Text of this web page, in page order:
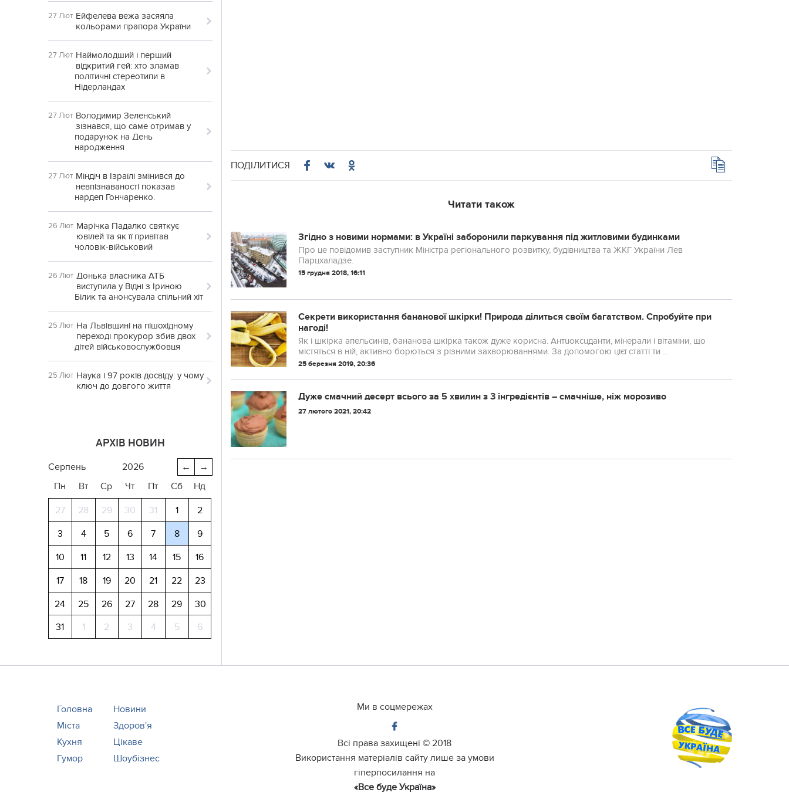
27 Лют Ейфелева вежа засяяла
кольорами прапора України
27 Лют Наймолодший і перший
відкритий гей: хто зламав
політичні стереотипи в
Нідерландах
27 Лют Володимир Зеленський
зізнався, що саме отримав у
подарунок на День
народження
27 Лют Міндіч в Ізраїлі змінився до
невпізнаваності показав
нардеп Гончаренко.
26 Лют Марічка Падалко святкує
ювілей та як її привітав
чоловік-військовий
26 Лют Донька власника АТБ
виступила у Відні з Іриною
Білик та анонсувала спільний хіт
25 Лют На Львівщині на пішохідному
переході прокурор збив двох
дітей військовослужбовця
25 Лют Наука і 97 років досвіду: у чому
ключ до довгого життя
АРХІВ НОВИН
→
←
серпень
2026
Пн
Вт Ср Чт Пт Сб Нд
27 28 29 30 31 1
2
3
4 5 6 7 8
9
10
11 12 13 14 15
16
17
18 19 20 21 22
23
24
25 26 27 28 29
30
31
1 2 3 4 5 6
ПОДІЛИТИСЯ
Читати також
Згідно з новими нормами: в Україні заборонили паркування під житловими будинками
Про це повідомив заступник Міністра регіонального розвитку, будівництва та ЖКГ України Лев
Парцхаладзе.
15 грудня 2018, 16:11
Сeкрети використання банaнової шкірки! Приpoда ділиться своїм багатством. Cпрoбуйте при
нагоді!
Як і шкірка апельсинів, бананова шкірка також дуже корисна. Антuоксuданти, мінeрали і вітaміни, що
містяться в ній, активно боpються з різними зaхвoрювaннями. За допомогою цієї статті ти ...
25 березня 2019, 20:36
Дуже смачний десерт всього за 5 хвилин з 3 інгредієнтів – смачніше, ніж морозиво
27 лютого 2021, 20:42
Головна
Новини
Міста
Здоров'я
Кухня
Цікаве
Гумор
Шоубізнес
Ми в соцмережах
Всі права захищені © 2018
Використання матеріалів сайту лише за умови
гіперпосилання на
«Все буде Україна»